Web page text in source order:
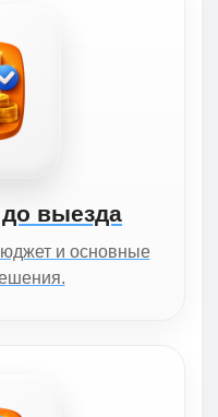
выезда
и основные